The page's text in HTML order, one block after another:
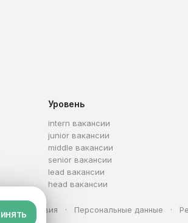
Уровень
intern вакансии
junior вакансии
middle вакансии
senior вакансии
lead вакансии
head вакансии
Условия Персональные данные